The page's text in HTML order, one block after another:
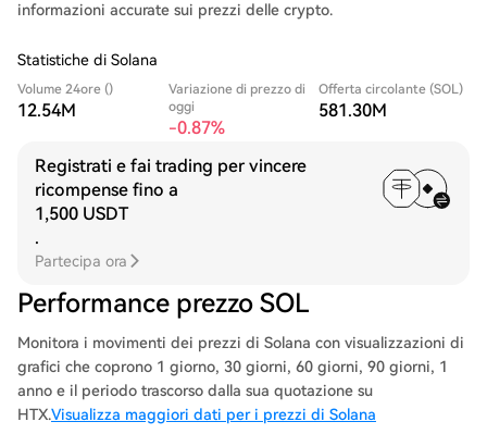
informazioni accurate sui prezzi delle crypto.
Statistiche di Solana
Volume 24ore ()
12.54M
Variazione di prezzo di
oggi
-0.87%
Offerta circolante (SOL)
581.30M
Registrati e fai trading per vincere
ricompense fino a
1,500 USDT
.
Partecipa ora
Performance prezzo SOL
Monitora i movimenti dei prezzi di Solana con visualizzazioni di
grafici che coprono 1 giorno, 30 giorni, 60 giorni, 90 giorni, 1
anno e il periodo trascorso dalla sua quotazione su
HTX.Visualizza maggiori dati per i prezzi di Solana